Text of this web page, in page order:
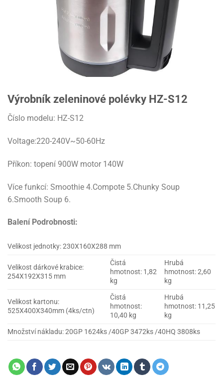
Výrobník zeleninové polévky HZ-S12
Číslo modelu: HZ-S12
Voltage:220-240V~50-60Hz
Příkon: topení 900W motor 140W
Více funkcí: Smoothie 4.Compote 5.Chunky Soup
6.Smooth Soup 6.
Balení Podrobnosti:
Velikost jednotky: 230X160X288 mm
Velikost dárkové krabice:
254X192X315 mm
Čistá
hmotnost: 1,82
kg
Hrubá
hmotnost: 2,60
kg
Velikost kartonu:
525X400X340mm (4ks/ctn)
Čistá
hmotnost:
10,40 kg
Hrubá
hmotnost: 11,25
kg
Množství nákladu: 20GP 1624ks /40GP 3472ks /40HQ 3808ks